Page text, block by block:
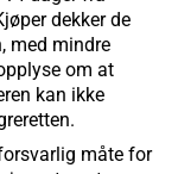
dekker de
med mindre
om at
kan ikke
måte for